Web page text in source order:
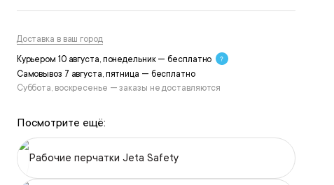
Доставка в ваш город
Курьером 10 августа, понедельник — бесплатно
Самовывоз 7 августа, пятница — бесплатно
Суббота, воскресенье — заказы не доставляются
Посмотрите ещё:
Рабочие перчатки Jeta Safety